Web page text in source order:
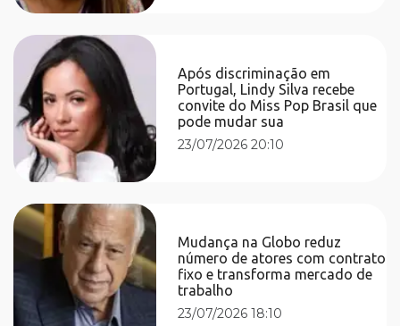
Após discriminação em
Portugal, Lindy Silva recebe
convite do Miss Pop Brasil que
pode mudar sua
23/07/2026 20:10
Mudança na Globo reduz
número de atores com contrato
fixo e transforma mercado de
trabalho
23/07/2026 18:10